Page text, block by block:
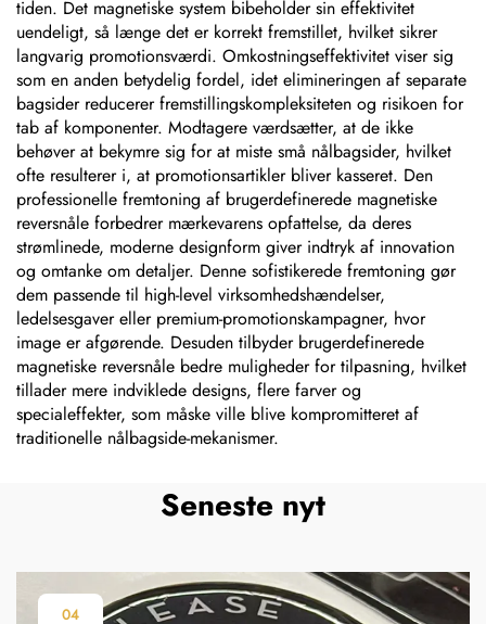
tiden. Det magnetiske system bibeholder sin effektivitet
uendeligt, så længe det er korrekt fremstillet, hvilket sikrer
langvarig promotionsværdi. Omkostningseffektivitet viser sig
som en anden betydelig fordel, idet elimineringen af separate
bagsider reducerer fremstillingskompleksiteten og risikoen for
tab af komponenter. Modtagere værdsætter, at de ikke
behøver at bekymre sig for at miste små nålbagsider, hvilket
ofte resulterer i, at promotionsartikler bliver kasseret. Den
professionelle fremtoning af brugerdefinerede magnetiske
reversnåle forbedrer mærkevarens opfattelse, da deres
strømlinede, moderne designform giver indtryk af innovation
og omtanke om detaljer. Denne sofistikerede fremtoning gør
dem passende til high-level virksomhedshændelser,
ledelsesgaver eller premium-promotionskampagner, hvor
image er afgørende. Desuden tilbyder brugerdefinerede
magnetiske reversnåle bedre muligheder for tilpasning, hvilket
tillader mere indviklede designs, flere farver og
specialeffekter, som måske ville blive kompromitteret af
traditionelle nålbagside-mekanismer.
Seneste nyt
04